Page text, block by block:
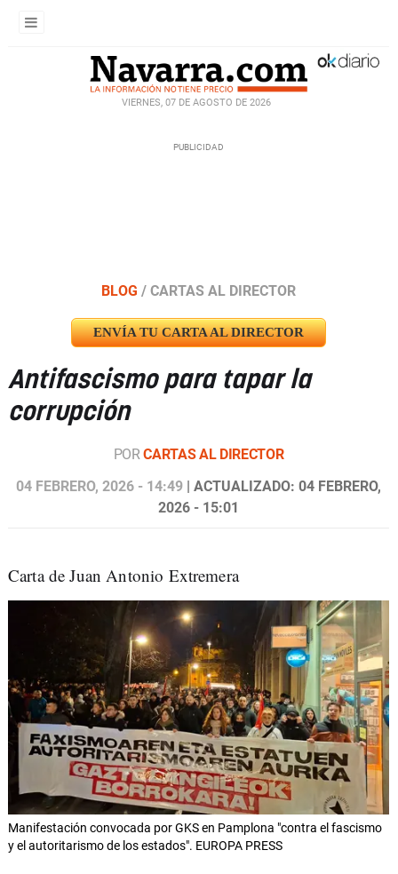
VIERNES, 07 DE AGOSTO DE 2026
BLOG / CARTAS AL DIRECTOR
ENVÍA TU CARTA AL DIRECTOR
Antifascismo para tapar la
corrupción
PORCARTAS AL DIRECTOR
04 FEBRERO, 2026 - 14:49 | ACTUALIZADO: 04 FEBRERO,
2026 - 15:01
Carta de Juan Antonio Extremera
Manifestación convocada por GKS en Pamplona "contra el fascismo
y el autoritarismo de los estados". EUROPA PRESS